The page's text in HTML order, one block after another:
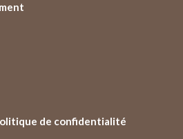
de confidentialité